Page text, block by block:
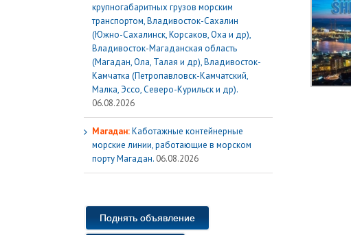
крупногабаритных грузов морским
транспортом, Владивосток-Сахалин
(Южно-Сахалинск, Корсаков, Оха и др),
Владивосток-Магаданская область
(Магадан, Ола, Талая и др), Владивосток-
Камчатка (Петропавловск-Камчатский,
Малка, Эссо, Северо-Курильск и др).
06.08.2026
Магадан:Каботажные контейнерные
морские линии, работающие в морском
порту Магадан. 06.08.2026
Поднять объявление